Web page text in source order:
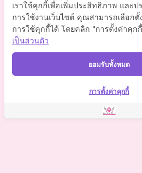
Somchaiclinic คลินิกแพทย์สมชาย
Somchaiclinic
2021 Somchai Clinic. All Rights
เราใช้คุกกี้เพื่อเพิ่มประสิทธิภาพ และ
การใช้งานเว็บไซต์ คุณสามารถเลือก
การใช้คุกกี้ได้ โดยคลิก "การตั้งค่าคุก
เป็นส่วนตัว
ยอมรับทั้งหมด
การตั้งค่าคุกกี้